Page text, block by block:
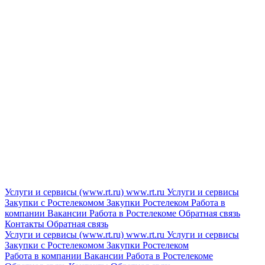
Услуги и сервисы (www.rt.ru) www.rt.ru Услуги и сервисы
Закупки с Ростелекомом Закупки Ростелеком Работа в
компании Вакансии Работа в Ростелекоме Обратная связь
Контакты Обратная связь
Услуги и сервисы (www.rt.ru) www.rt.ru Услуги и сервисы
Закупки с Ростелекомом Закупки Ростелеком
Работа в компании Вакансии Работа в Ростелекоме